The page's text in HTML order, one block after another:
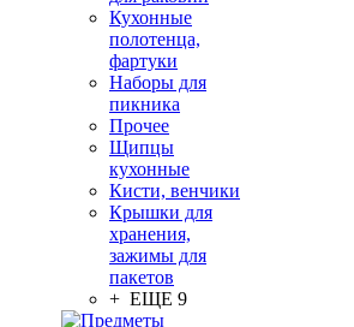
Кухонные
полотенца,
фартуки
Наборы для
пикника
Прочее
Щипцы
кухонные
Кисти, венчики
Крышки для
хранения,
зажимы для
пакетов
+ ЕЩЕ 9